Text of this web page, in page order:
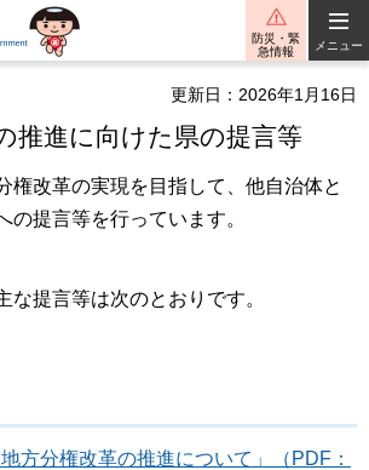
防災・緊
急情報
メニュー
更新日：2026年1月16日
推進に向けた県の提言等
権改革の実現を目指して、他自治体と
の提言等を行っています。
な提言等は次のとおりです。
方分権改革の推進について」（PDF：